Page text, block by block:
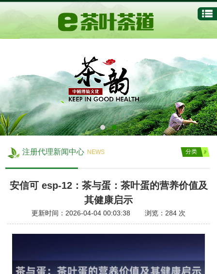
注册代理新闻中心 NEWS 分类
安信可 esp-12：茶与蛋：茶叶蛋的营养价值及
其健康启示
更新时间：2026-04-04 00:03:38 浏览： 284 次